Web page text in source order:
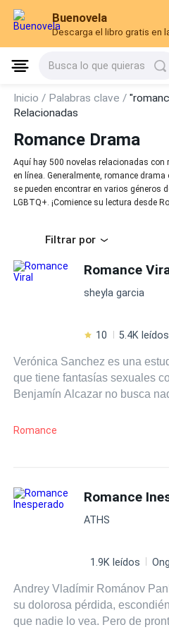
Buenovela
Descarga el libro gratis en
Busca lo que quieras
Inicio / Palabras clave /
Relacionadas
Romance Drama
Aquí hay 500 novelas relacionadas con
en línea. Generalmente, romance
se pueden encontrar en varios géneros
LGBTQ+. ¡Comience su lectura desde
Filtrar por
Romance
sheyla garcia
10 5.4K leídos
Verónica Sanchez es una
que tiene fantasías sexuales
Benjamín Alcazar no busca
permite ser y hacer lo que
¿Acaso no es eso lo que
mujer, aunque se ha tocado a
experimentar antes de el día
matrimonio con la hija del
ambos decidan satisfacer
Romance
Romance
ATHS
1.9K leídos
Andrey Vladímir Románov
su dolorosa pérdida,
que nadie lo vea. Pero de